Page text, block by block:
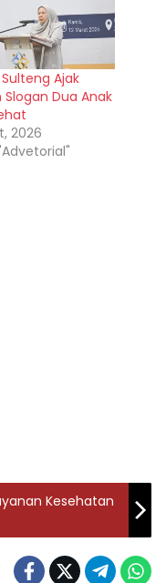
Ajak
Slogan Dua Anak
2026
Kesehatan